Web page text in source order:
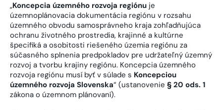
„Koncepcia územného rozvoja regiónu je
územnoplánovacia dokumentácia regiónu v rozsahu
územného obvodu samosprávneho kraja zohľadňujúca
ochranu životného prostredia, krajinné a kultúrne
špecifiká a osobitosti riešeného územia regiónu za
súčasného splnenia predpokladov pre udržateľný územný
rozvoj a tvorbu krajiny regiónu. Koncepcia územného
rozvoja regiónu musí byť v súlade s Koncepciou
územného rozvoja Slovenska“ (ustanovenie § 20 ods. 1
zákona o územnom plánovaní).